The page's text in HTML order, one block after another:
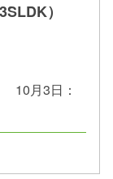
）
10月3日：